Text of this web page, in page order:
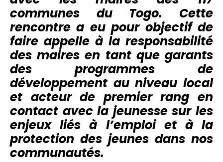
communes du Togo. Cette
rencontre a eu pour objectif de
faire appelle à la responsabilité
des maires en tant que garants
des programmes de
développement au niveau local
et acteur de premier rang en
contact avec la jeunesse sur les
enjeux liés à l’emploi et à la
protection des jeunes dans nos
communautés.